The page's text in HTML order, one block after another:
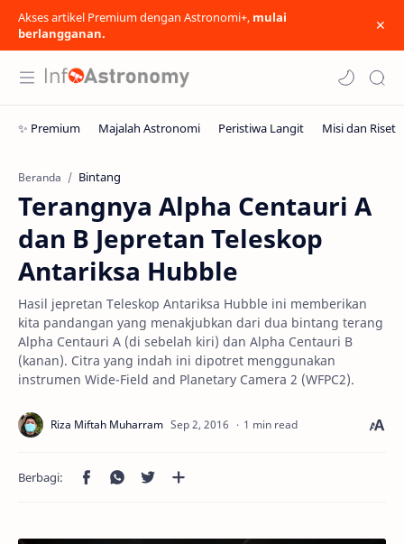
Akses artikel Premium dengan Astronomi+, mulai
berlangganan.
Beranda Bintang
Terangnya Alpha Centauri A
dan B Jepretan Teleskop
Antariksa Hubble
Hasil jepretan Teleskop Antariksa Hubble ini memberikan
kita pandangan yang menakjubkan dari dua bintang terang
Alpha Centauri A (di sebelah kiri) dan Alpha Centauri B
(kanan). Citra yang indah ini dipotret menggunakan
instrumen Wide-Field and Planetary Camera 2 (WFPC2).
1 min read